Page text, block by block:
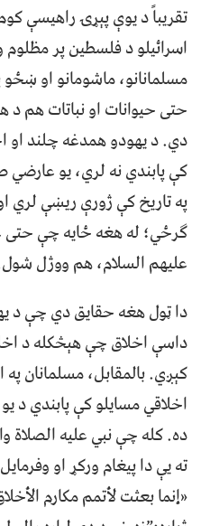
تقريباً د يوې پېړۍ راهيسې
اسرائيلو د فلسطين پر
مسلمانانو، ماشومانو او
حتی حيوانات او نباتات هم
دي. د يهودو همدغه چلند او
کې پابندي نه لري، يو
په تاريخ کې ژورې ريښې لري
ګرځي؛ له هغه ځايه چې حتی
عليهم السلام، هم ووژل
دا ټول هغه حقايق دي چې د
داسې اخلاق چې هېڅکله د
کېږي. بالمقابل، مسلمانان په
اخلاقي مسايلو کې پابندي د
ده. کله چې نبي عليه الصلاة
ته يې دا پيغام ورکړ او
«إنما بعثت لأتمم مكارم